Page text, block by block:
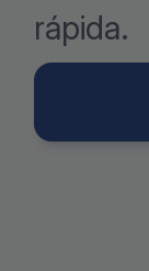
rápida.